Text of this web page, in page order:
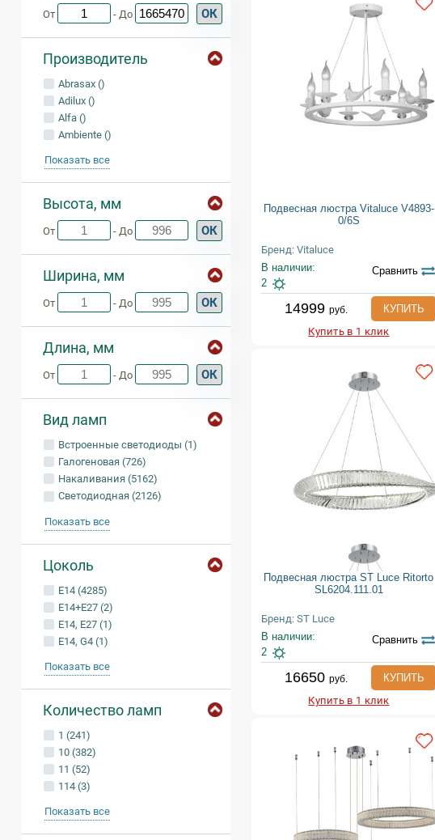
От - До ОК
Производитель
Abrasax ()
Adilux ()
Alfa ()
Ambiente ()
Показать все
Высота, мм
От - До ОК
Ширина, мм
От - До ОК
Длина, мм
От - До ОК
Вид ламп
Встроенные светодиоды (1)
Галогеновая (726)
Накаливания (5162)
Светодиодная (2126)
Показать все
Цоколь
E14 (4285)
E14+E27 (2)
E14, E27 (1)
E14, G4 (1)
Показать все
Количество ламп
1 (241)
10 (382)
11 (52)
114 (3)
Показать все
Подвесная люстра Vitaluce V4893-
0/6S
Бренд: Vitaluce
В наличии:
2
Сравнить
14999 руб.
КУПИТЬ
Купить в 1 клик
Подвесная люстра ST Luce Ritorto
SL6204.111.01
Бренд: ST Luce
В наличии:
2
Сравнить
16650 руб.
КУПИТЬ
Купить в 1 клик